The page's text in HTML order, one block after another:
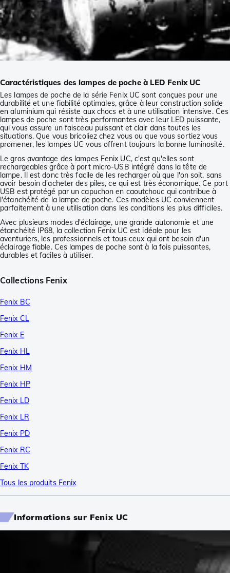
Caractéristiques des lampes de poche à LED Fenix UC
Les lampes de poche de la série Fenix UC sont conçues pour une
durabilité et une fiabilité optimales, grâce à leur construction solide
en aluminium qui résiste aux chocs et à une utilisation intensive. Ces
lampes de poche sont très performantes avec leur LED puissante,
qui vous assure un faisceau puissant et clair dans toutes les
situations. Que vous bricoliez chez vous ou que vous sortiez vous
promener, les lampes UC vous offrent toujours la bonne luminosité.
Le gros avantage des lampes Fenix UC, c'est qu'elles sont
rechargeables grâce à port micro-USB intégré dans la tête de
lampe. Il est donc très facile de les recharger où que l'on soit, sans
avoir besoin d'acheter des piles, ce qui est très économique. Ce port
USB est protégé par un capuchon en caoutchouc qui contribue à
l'étanchéité de la lampe de poche. Ces modèles UC conviennent
parfaitement à une utilisation dans les conditions les plus difficiles.
Avec plusieurs modes d'éclairage, une grande autonomie et une
étanchéité IP68, la collection Fenix UC est idéale pour les
aventuriers, les professionnels et tous ceux qui ont besoin d'un
éclairage fiable. Ces lampes de poche sont à la fois puissantes,
durables et faciles à utiliser.
Collections Fenix
Fenix BC
Fenix CL
Fenix E
Fenix HL
Fenix HM
Fenix HP
Fenix LD
Fenix LR
Fenix PD
Fenix RC
Fenix TK
Tous les produits Fenix
Informations sur Fenix UC